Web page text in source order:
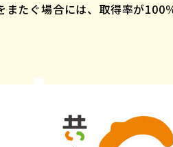
たぐ場合には、取得率が100